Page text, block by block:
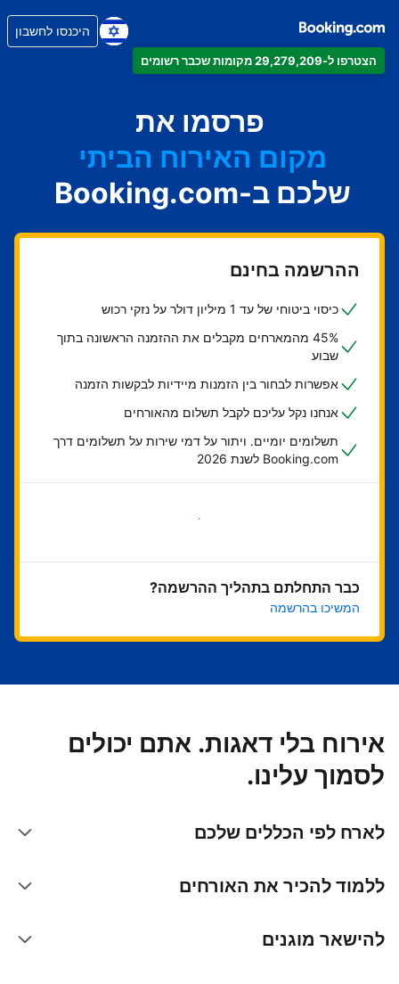
הצטרפו ל-29,279,209 מקומות שכבר רשומים
היכנסו לחשבון
פרסמו את
הדירה
המלון
מקום האירוח הביתי
בית ההארחה
ה-B&B
שלכם ב-Booking.com
ההרשמה בחינם
כיסוי ביטוחי של עד 1 מיליון דולר על נזקי רכוש
45% מהמארחים מקבלים את ההזמנה הראשונה בתוך
שבוע
אפשרות לבחור בין הזמנות מיידיות לבקשות הזמנה
אנחנו נקל עליכם לקבל תשלום מהאורחים
תשלומים יומיים. ויתור על דמי שירות על תשלומים דרך
Booking.com לשנת 2026
בואו נתחיל
כבר התחלתם בתהליך ההרשמה?
המשיכו בהרשמה
אירוח בלי דאגות. אתם יכולים
לסמוך עלינו.
לארח לפי הכללים שלכם
ללמוד להכיר את האורחים
להישאר מוגנים